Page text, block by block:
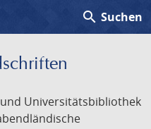
search Suchen
Universitätsbibliothek